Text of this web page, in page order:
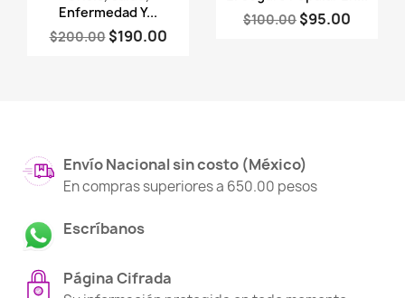
Enfermedad Y...
$200.00 $190.00
$100.00 $95.00
Envío Nacional sin costo (México)
En compras superiores a 650.00 pesos
Escríbanos
Página Cifrada